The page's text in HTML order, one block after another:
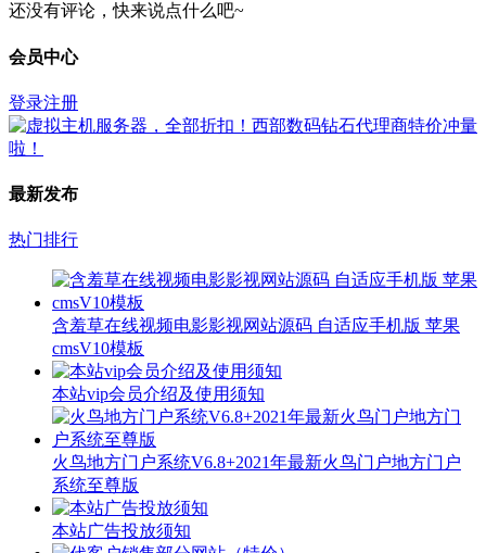
还没有评论，快来说点什么吧~
会员中心
登录注册
最新发布
热门排行
含羞草在线视频电影影视网站源码 自适应手机版 苹果
cmsV10模板
本站vip会员介绍及使用须知
火鸟地方门户系统V6.8+2021年最新火鸟门户地方门户
系统至尊版
本站广告投放须知